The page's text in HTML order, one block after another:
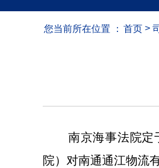
您当前所在位置 ： 首页 >
南京海事法院定
院）对南通通江物流